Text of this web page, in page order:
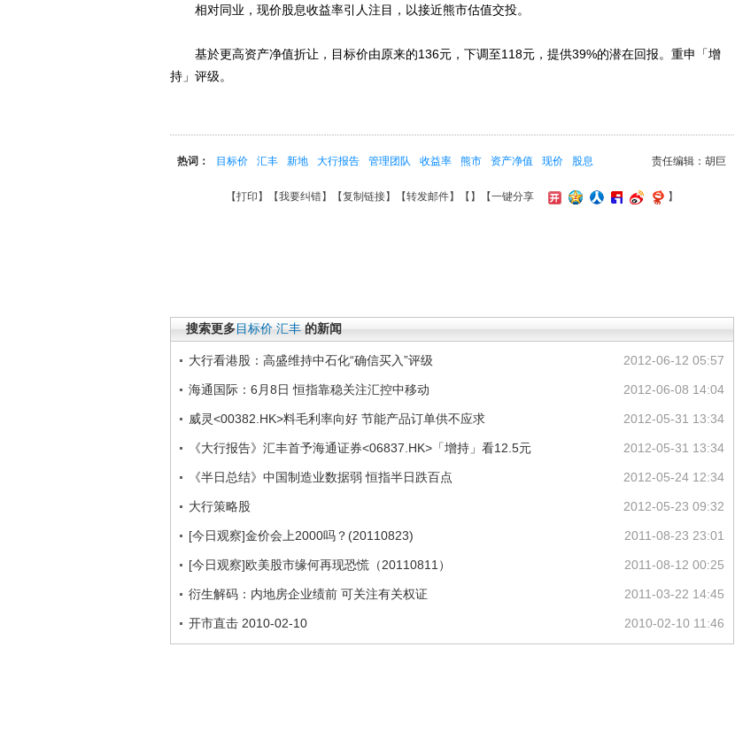
相对同业，现价股息收益率引人注目，以接近熊市估值交投。
基於更高资产净值折让，目标价由原来的136元，下调至118元，提供39%的潜在回报。重申「增
持」评级。
责任编辑：胡巨
热词： 目标价 汇丰 新地 大行报告 管理团队 收益率 熊市 资产净值 现价 股息
【打印 】【我要纠错】【复制链接】【转发邮件】【 】 【一键分享 】
搜索更多 目标价 汇丰 的新闻
2012-06-12 05:57
大行看港股：高盛维持中石化“确信买入”评级
2012-06-08 14:04
海通国际：6月8日 恒指靠稳关注汇控中移动
2012-05-31 13:34
威灵<00382.HK>料毛利率向好 节能产品订单供不应求
2012-05-31 13:34
《大行报告》汇丰首予海通证券<06837.HK>「增持」看12.5元
2012-05-24 12:34
《半日总结》中国制造业数据弱 恒指半日跌百点
2012-05-23 09:32
大行策略股
2011-08-23 23:01
[今日观察]金价会上2000吗？(20110823)
2011-08-12 00:25
[今日观察]欧美股市缘何再现恐慌（20110811）
2011-03-22 14:45
衍生解码：内地房企业绩前 可关注有关权证
2010-02-10 11:46
开市直击 2010-02-10